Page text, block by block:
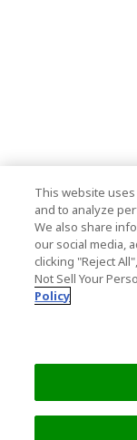
This website
and to analyze
We also share
our social media,
clicking "Reject
Not Sell Your
Policy